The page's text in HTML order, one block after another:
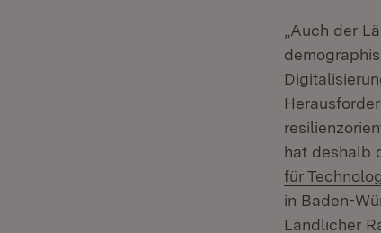
„Auch der
hat deshalb
für
in Baden-
Ländlicher